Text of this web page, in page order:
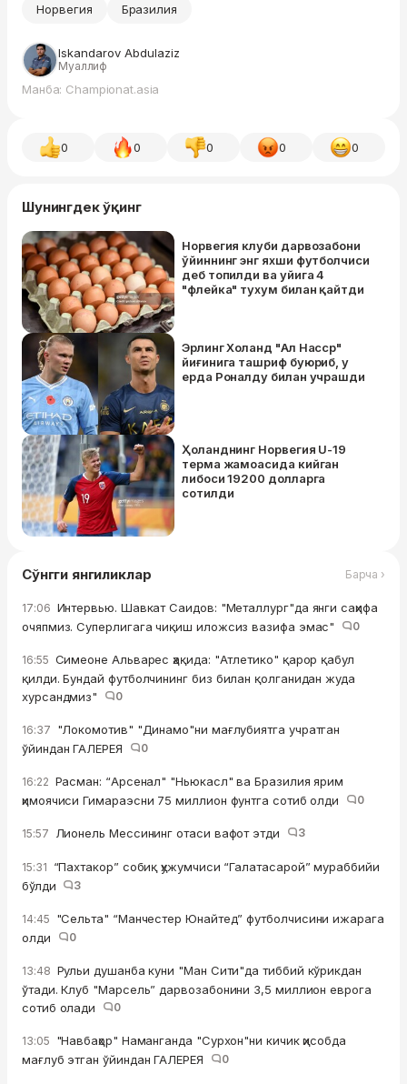
Норвегия Бразилия
Iskandarov Abdulaziz
Муаллиф
Манба: Championat.asia
0 0 0 0 0
Шунингдек ўқинг
Норвегия клуби дарвозабони
ўйиннинг энг яхши футболчиси
деб топилди ва уйига 4
"флейка" тухум билан қайтди
Эрлинг Холанд "Ал Насср"
йиғинига ташриф буюриб, у
ерда Роналду билан учрашди
Ҳоланднинг Норвегия U-19
терма жамоасида кийган
либоси 19200 долларга
сотилди
Сўнгги янгиликлар Барча ›
17:06 Интервью. Шавкат Саидов: "Металлург"да янги саҳифа
очяпмиз. Суперлигага чиқиш иложсиз вазифа эмас"
0
16:55 Симеоне Альварес ҳақида: "Атлетико" қарор қабул
қилди. Бундай футболчининг биз билан қолганидан жуда
хурсандмиз"
0
16:37 "Локомотив" "Динамо"ни мағлубиятга учратган
ўйиндан ГАЛЕРЕЯ
0
16:22 Расман: “Арсенал" "Ньюкасл" ва Бразилия ярим
ҳимоячиси Гимараэсни 75 миллион фунтга сотиб олди
0
15:57 Лионель Мессининг отаси вафот этди 3
15:31 “Пахтакор” собиқ ҳужумчиси “Галатасарой” мураббийи
бўлди
3
14:45 "Сельта" “Манчестер Юнайтед” футболчисини ижарага
олди
0
13:48 Рульи душанба куни "Ман Сити"да тиббий кўрикдан
ўтади. Клуб "Марсель” дарвозабонини 3,5 миллион еврога
сотиб олади
0
13:05 "Навбаҳор" Наманганда "Сурхон"ни кичик ҳисобда
мағлуб этган ўйиндан ГАЛЕРЕЯ
0